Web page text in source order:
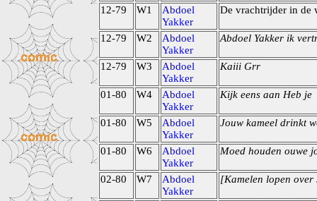
12-79
W1
Abdoel
Yakker
De vrachtrijder in de
12-79 W2
Abdoel
Yakker
Abdoel Yakker ik
12-79 W3
Abdoel
Yakker
Kaiii Grr
01-80 W4
Abdoel
Yakker
Kijk eens aan Heb je
01-80 W5
Abdoel
Yakker
Jouw kameel drinkt
01-80 W6
Abdoel
Yakker
Moed houden ouwe
02-80 W7
Abdoel
Yakker
[Kamelen lopen over